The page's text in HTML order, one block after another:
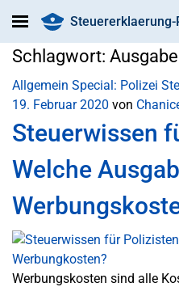
Steuererklaerung-
Schlagwort:
Allgemein Special: Polizei
19. Februar 2020 von
Steuerwissen
Welche
Werbungskosten sind alle